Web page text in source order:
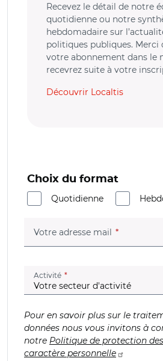
Recevez le détail de notre
quotidienne ou notre
hebdomadaire sur
politiques publiques. Merci
votre abonnement dans le
recevrez suite à votre
Découvrir Localtis
Choix du format
Quotidienne
Votre adresse mail (champ
Activité (champ obligatoire)
Pour en savoir plus sur le
données nous vous invitons à
notre Politique de protection
caractère personnelle